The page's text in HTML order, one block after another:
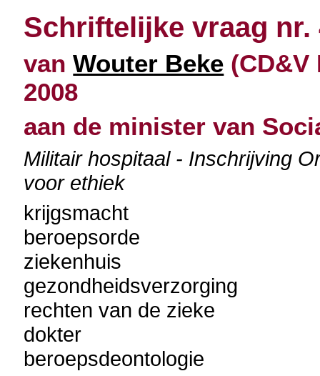
Schriftelijke vraag nr.
vanWouter Beke (CD&V
2008
aan de minister van
Militair hospitaal - Inschrijving
voor ethiek
krijgsmacht
beroepsorde
ziekenhuis
gezondheidsverzorging
rechten van de zieke
dokter
beroepsdeontologie